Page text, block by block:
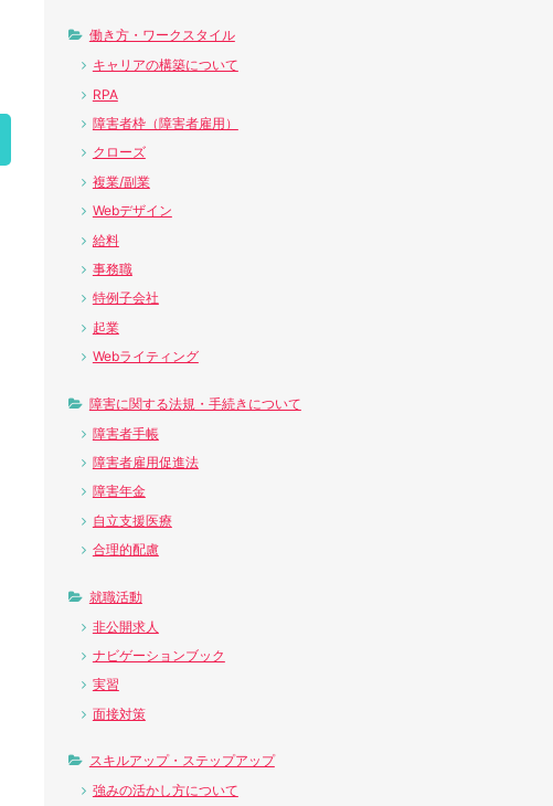
働き方・ワークスタイル
キャリアの構築について
RPA
障害者枠（障害者雇用）
クローズ
複業/副業
Webデザイン
給料
事務職
特例子会社
起業
Webライティング
障害に関する法規・手続きについて
障害者手帳
障害者雇用促進法
障害年金
自立支援医療
合理的配慮
就職活動
非公開求人
ナビゲーションブック
実習
面接対策
スキルアップ・ステップアップ
強みの活かし方について